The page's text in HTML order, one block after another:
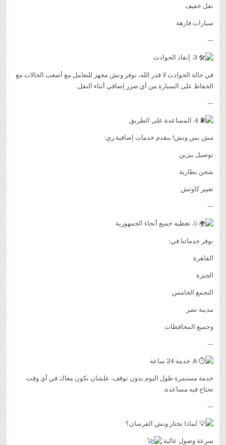
نقل خفيف
سيارات فارهة
—
في حالة الحوادث لا قدر الله، نوفر ونش مجهز للتعامل مع أصعب الحالات مع
الحفاظ على السيارة من أي ضرر إضافي أثناء النقل.
—
4. المساعدة على الطريق
مش بس ونش! بنقدم خدمات إضافية زي:
توصيل بنزين
شحن بطارية
تغيير كاوتش
—
نوفر خدماتنا في:
القاهرة
الجيزة
التجمع الخامس
مدينة نصر
وجميع المحافظات
—
خدمة مستمرة طول اليوم بدون توقف، علشان نكون معاك في أي وقت
تحتاج فيه مساعدة.
—
لماذا تختار ونش الفرسان؟
سرعة وصول عالية